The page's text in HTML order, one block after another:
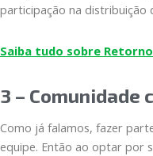
participação na distribuição
Saiba tudo sobre
3 – Comunidade
Como já falamos, fazer
equipe. Então ao optar por